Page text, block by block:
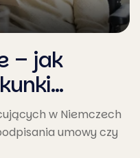
– jak
w Niemczech
umowy czy